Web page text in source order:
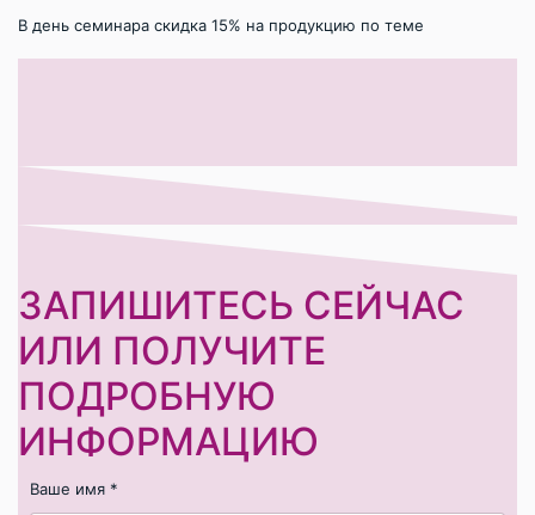
В день семинара скидка 15% на продукцию по теме
ЗАПИШИТЕСЬ СЕЙЧАС
ИЛИ ПОЛУЧИТЕ
ПОДРОБНУЮ
ИНФОРМАЦИЮ
Ваше имя *